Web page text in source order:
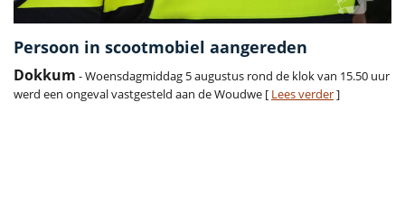
Persoon in scootmobiel aangereden
Dokkum - Woensdagmiddag 5 augustus rond de klok van 15.50 uur
werd een ongeval vastgesteld aan de Woudwe [ Lees verder]